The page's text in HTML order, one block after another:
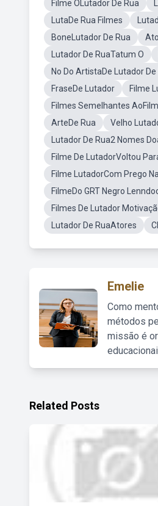
Filme OLutador De Rua
LutaDe Rua Filmes
BoneLutador De Rua
Lutador De RuaTatum O
No Do ArtistaDe Lutador De
FraseDe Lutador
Filme
Filmes Semelhantes
ArteDe Rua
Velho
Lutador De Rua2 Nomes
Filme De LutadorVoltou
Filme LutadorCom Prego
FilmeDo GRT Negro
Filmes De Lutador
Lutador De RuaAtores
Emelie
Como
métodos
missão é
Related Posts